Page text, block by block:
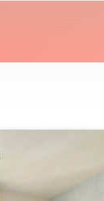
小木｜